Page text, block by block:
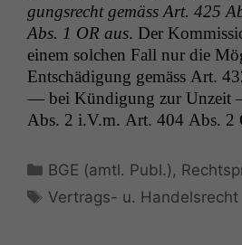
gungsrecht gemäss Art. 425
Abs. 1 OR aus. Der
einem solchen Fall nur die
Entschädi­gung gemäss Art.
— bei Kündi­gung zur Unzeit
Abs. 2 i.V.m. Art. 404 Abs. 2
Kategorien
BGE (amtl. Publ.) ,
Schlagwörter
Vertrags- u. Handelsrecht